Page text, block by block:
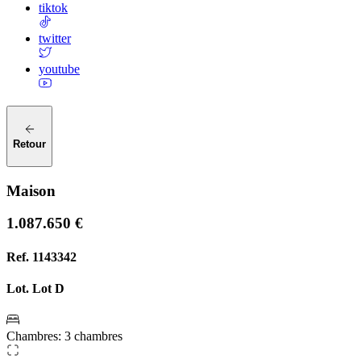
tiktok
twitter
youtube
Retour
Maison
1.087.650 €
Ref. 1143342
Lot. Lot D
Chambres: 3 chambres